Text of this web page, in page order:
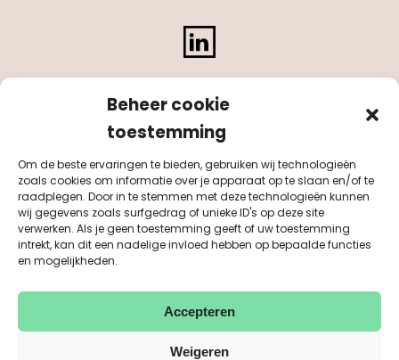
Beheer cookie
toestemming
Om de beste ervaringen te bieden, gebruiken wij technologieën
zoals cookies om informatie over je apparaat op te slaan en/of te
raadplegen. Door in te stemmen met deze technologieën kunnen
wij gegevens zoals surfgedrag of unieke ID's op deze site
verwerken. Als je geen toestemming geeft of uw toestemming
intrekt, kan dit een nadelige invloed hebben op bepaalde functies
en mogelijkheden.
Accepteren
Weigeren
KvK 55041884
BTW NL851542311B01
disclaimer